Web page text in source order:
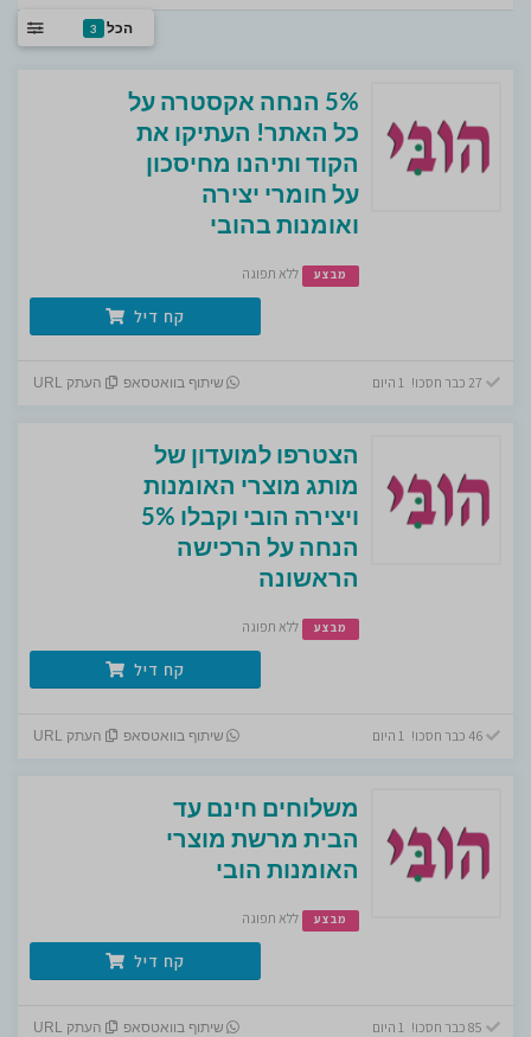
הכל 3
5% הנחה אקסטרה על
כל האתר! העתיקו את
הקוד ותיהנו מחיסכון
על חומרי יצירה
ואומנות בהובי
מבצע ללא תפוגה
קח דיל
שיתוף בוואטסאפ העתק URL
הצטרפו למועדון של
מותג מוצרי האומנות
ויצירה הובי וקבלו 5%
הנחה על הרכישה
הראשונה
מבצע ללא תפוגה
קח דיל
46 כבר חסכו! 1 היום שיתוף בוואטסאפ העתק URL
משלוחים חינם עד
הבית מרשת מוצרי
האומנות הובי
מבצע ללא תפוגה
קח דיל
שיתוף בוואטסאפ העתק URL